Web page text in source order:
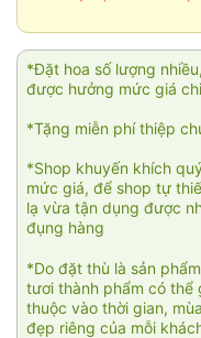
*Đặt hoa số lượng
được hưởng mức giá
*Tặng miễn phí thiệp
*Shop khuyến khích
mức giá, để shop tự
lạ vừa tận dụng được
đụng hàng
*Do đặt thù là sản
tươi thành phẩm có
thuộc vào thời gian,
đẹp riêng của mỗi